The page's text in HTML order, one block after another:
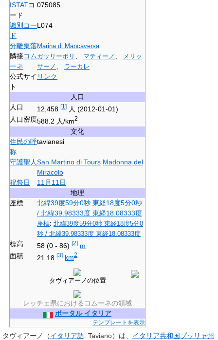
ISTATコ
ード
075085
識別コー
ド
L074
分離集落 Marina di Mancaversa
隣接コム
ーネ
ガッリーポリ マティーノ
メリッ
サーノ
ラーカレ
公式サイ
ト
リンク
人口
人口
12,458 [1] 人 (2012-01-01)
人口密度588.2 人/km2
文化
住民の呼
称
tavianesi
守護聖人San Martino di Tours Madonna del
Miracolo
祝祭日
11月11日
地理
座標
北緯39度59分0秒 東経18度5分0秒
/ 北緯39.98333度 東経18.08333度
座標: 北緯39度59分0秒 東経18度5分0
秒 / 北緯39.98333度 東経18.08333度
標高 58 (0 - 86) [2] m
面積
21.18 [3] km2
タヴィアーノの位置
レッチェ県におけるコムーネの領域
ポータル イタリア
テンプレートを表示
タヴィアーノ （イタリア語: Taviano）は、 イタリア共和国プッリャ州